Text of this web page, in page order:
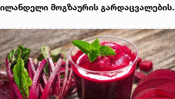
მოგზაურის გარდაცვალების